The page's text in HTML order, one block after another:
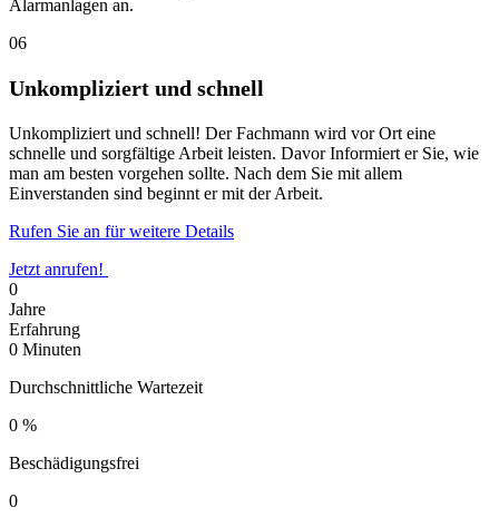
Alarmanlagen an.
06
Unkompliziert und schnell
Unkompliziert und schnell! Der Fachmann wird vor Ort eine
schnelle und sorgfältige Arbeit leisten. Davor Informiert er Sie, wie
man am besten vorgehen sollte. Nach dem Sie mit allem
Einverstanden sind beginnt er mit der Arbeit.
Rufen Sie an für weitere Details
Jetzt anrufen!
0
Jahre
Erfahrung
0 Minuten
Durchschnittliche Wartezeit
0 %
Beschädigungsfrei
0